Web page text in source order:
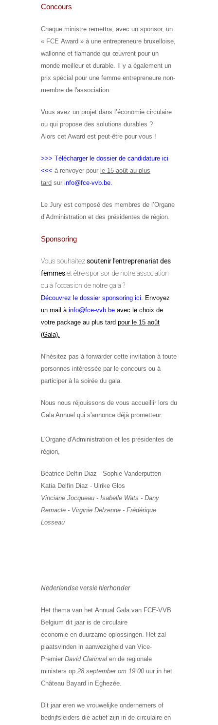
Concours
Chaque ministre remettra, avec un sponsor, un
« FCE Award » à une entrepreneure bruxelloise,
wallonne et flamande qui œuvrent pour un
monde meilleur et durable. Il y a également un
prix spécial pour une femme entrepreneure non-
membre de l'association.
Vous avez un projet dans l’économie circulaire
ou qui propose des solutions durables ?
Alors cet Award est peut-être pour vous !
>>> Télécharger le dossier de candidature ici
<<< à renvoyer pour le 15 août au plus
tard sur info@fce-vvb.be.
Le Jury est composé des membres de l’Organe
d’Administration et des présidentes de région.
Sponsoring
Vous souhaitezsoutenir l'entreprenariat des
femmeset être sponsor de notre association
ou à l'occasion de notre gala ?
Découvrez le dossier sponsoring ici. Envoyez
un mail à info@fce-vvb.be avec le choix de
votre package au plus tard pour le 15 août
(Gala).
N'hésitez pas à forwarder cette invitation à toute
personnes intéressée par le concours ou à
participer à la soirée du gala.
Nous nous réjouissons de vous accueillir lors du
Gala Annuel qui s'annonce déjà prometteur.
L'Organe d'Administration et les présidentes de
région,
Béatrice Delfin Diaz - Sophie Vanderputten -
Katia Delfin Diaz - Ulrike Glos
Vinciane Jocqueau - Isabelle Wats - Dany
Remacle - Virginie Delzenne - Frédérique
Losseau
Nederlandse versie hierhonder
Het thema van het Annual Galavan FCE-VVB
Belgium dit jaar is de circulaire
economie en duurzame oplossingen. Het zal
plaatsvinden in aanwezigheid van Vice-
Premier David Clarinval en de regionale
ministers op 28 september om 19.00 uur in het
Château Bayard in Eghezée.
Dit jaar eren we vrouwelijke ondernemers of
bedrijfsleiders die actief zijn in de circulaire en